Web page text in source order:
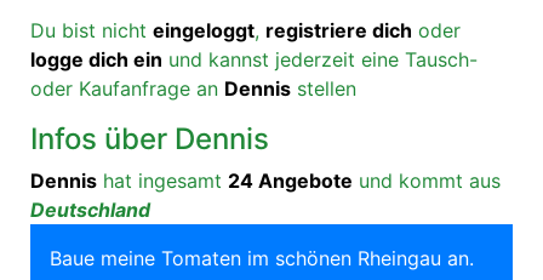
Du bist nicht eingeloggt, registriere dich oder
logge dich ein und kannst jederzeit eine Tausch-
oder Kaufanfrage an Dennis stellen
Infos über Dennis
Dennis hat ingesamt 24 Angebote und kommt aus
Deutschland
Baue meine Tomaten im schönen Rheingau an.